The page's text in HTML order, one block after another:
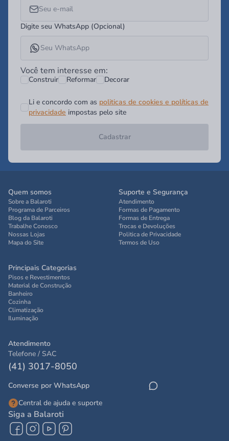
Digite seu WhatsApp (Opcional)
Você tem interesse em:
Construir Reformar Decorar
Li e concordo com as politicas de cookies e políticas de
privacidade impostas pelo site
Cadastrar
Quem somos
Sobre a Balaroti
Programa de Parceiros
Blog da Balaroti
Trabalhe Conosco
Nossas Lojas
Mapa do Site
Suporte e Segurança
Atendimento
Formas de Pagamento
Formas de Entrega
Trocas e Devoluções
Politica de Privacidade
Termos de Uso
Principais Categorias
Pisos e Revestimentos
Material de Construção
Banheiro
Cozinha
Climatização
Iluminação
Atendimento
Telefone / SAC
(41) 3017-8050
Converse por WhatsApp
Central de ajuda e suporte
Siga a Balaroti